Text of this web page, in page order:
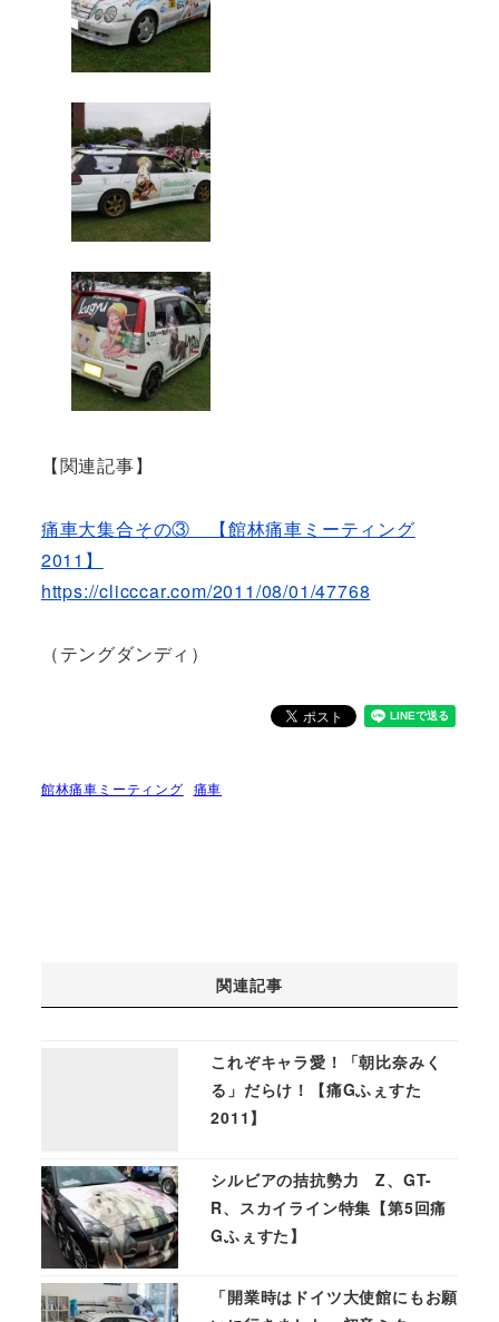
【関連記事】
痛車大集合その③ 【館林痛車ミーティング
2011】
https://clicccar.com/2011/08/01/47768
（テングダンディ）
館林痛車ミーティング 痛車
関連記事
これぞキャラ愛！「朝比奈みく
る」だらけ！【痛Gふぇすた
2011】
シルビアの拮抗勢力 Z、GT-
R、スカイライン特集【第5回痛
Gふぇすた】
「開業時はドイツ大使館にもお願